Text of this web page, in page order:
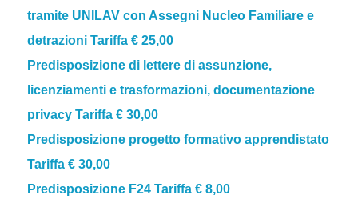
tramite UNILAV con Assegni Nucleo Familiare e
detrazioni Tariffa € 25,00
Predisposizione di lettere di assunzione,
licenziamenti e trasformazioni, documentazione
privacy Tariffa € 30,00
Predisposizione progetto formativo apprendistato
Tariffa € 30,00
Predisposizione F24 Tariffa € 8,00